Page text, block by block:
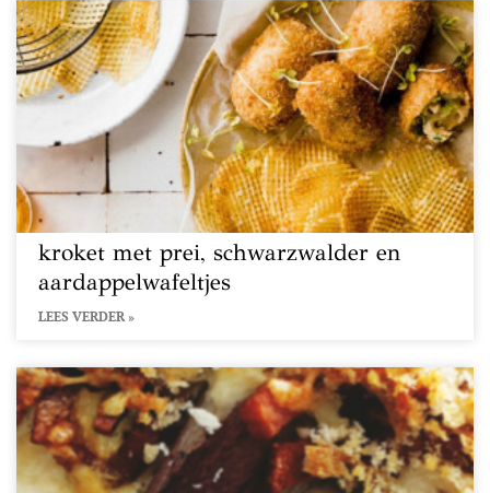
kroket met prei, schwarzwalder en
aardappelwafeltjes
LEES VERDER »